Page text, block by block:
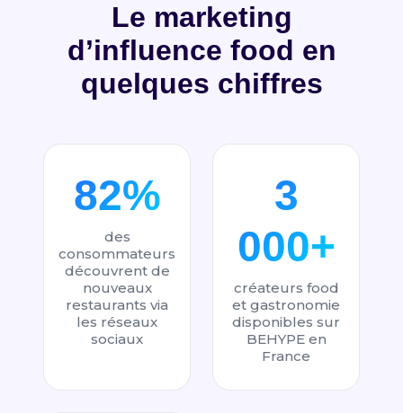
Le marketing
d’influence food en
quelques chiffres
82%
des
consommateurs
découvrent de
nouveaux
restaurants via
les réseaux
sociaux
3
000+
créateurs food
et gastronomie
disponibles sur
BEHYPE en
France